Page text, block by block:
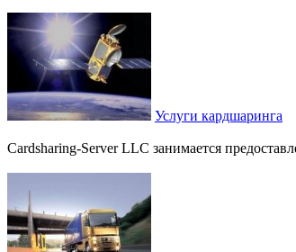
Услуги кардшаринга
Cardsharing-Server LLC занимается